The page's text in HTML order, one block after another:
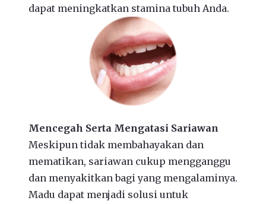
dapat meningkatkan stamina tubuh Anda.
Mencegah Serta Mengatasi Sariawan
Meskipun tidak membahayakan dan
mematikan, sariawan cukup mengganggu
dan menyakitkan bagi yang mengalaminya.
Madu dapat menjadi solusi untuk